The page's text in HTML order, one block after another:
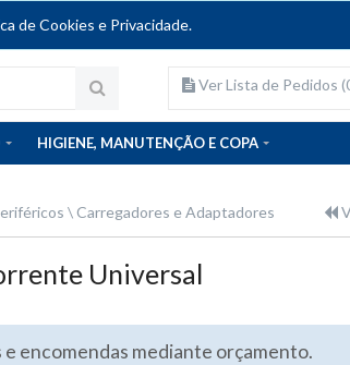
de Cookies e Privacidade.
Ver Lista de Pedidos (
HIGIENE, MANUTENÇÃO E COPA
Carregadores e Adaptadores
Universal
encomendas mediante orçamento.